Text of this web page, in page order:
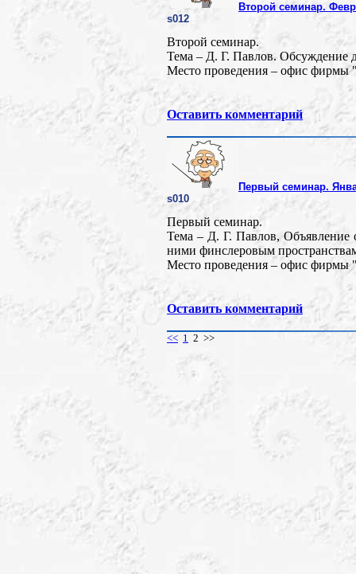
Второй семинар.
s012
Второй семинар.
Тема – Д. Г. Павлов. Обсуждение
Место проведения – офис фирмы
Оставить комментарий
Первый семинар.
s010
Первый семинар.
Тема – Д. Г. Павлов, Объявление
ними финслеровым
Место проведения – офис фирмы
Оставить комментарий
<< 1 2 >>